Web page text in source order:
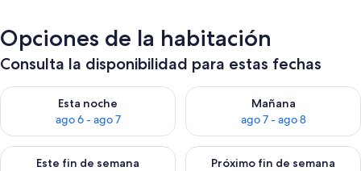
Opciones de la habitación
Consulta la disponibilidad para estas fechas
Esta noche
ago 6 - ago 7
Consulta la disponibilidad para esta noche, ago 6 - ago 7
Mañana
ago 7 - ago 8
Consulta la disponibilidad
Este fin de semana
Consulta la disponibilidad para este fin de semana, ago 7 -
Próximo fin de semana
Consulta la disponibilidad